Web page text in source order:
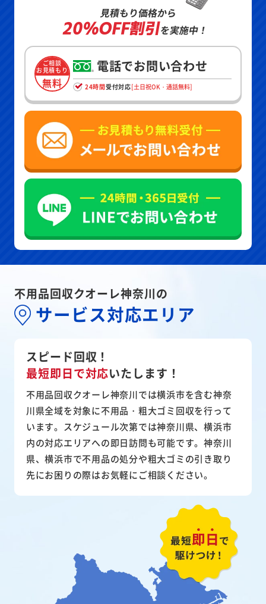
見積もり価格から
20%OFF割引を実施中！
ご相談
お見積もり
無料
電話でお問い合わせ
24時間受付対応[土日祝OK・通話無料]
不用品回収クオーレ神奈川の
サービス対応エリア
スピード回収！
最短即日で対応いたします！
不用品回収クオーレ神奈川では横浜市を含む神奈
川県全域を対象に不用品・粗大ゴミ回収を行って
います。スケジュール次第では神奈川県、横浜市
内の対応エリアへの即日訪問も可能です。神奈川
県、横浜市で不用品の処分や粗大ゴミの引き取り
先にお困りの際はお気軽にご相談ください。